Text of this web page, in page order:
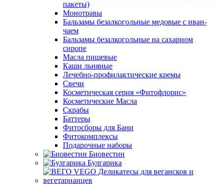
пакеты)
Монотравы
Бальзамы безалкогольные медовые с иван-
чаем
Бальзамы безалкогольные на сахарном
сиропе
Масла пищевые
Каши льняные
Лечебно-профилактические кремы
Свечи
Косметическая серия «Фитофлорис»
Косметические Масла
Скрабы
Баттеры
Фитосборы для Бани
Фитокомплексы
Подарочные наборы
Биовестин
Булгарика